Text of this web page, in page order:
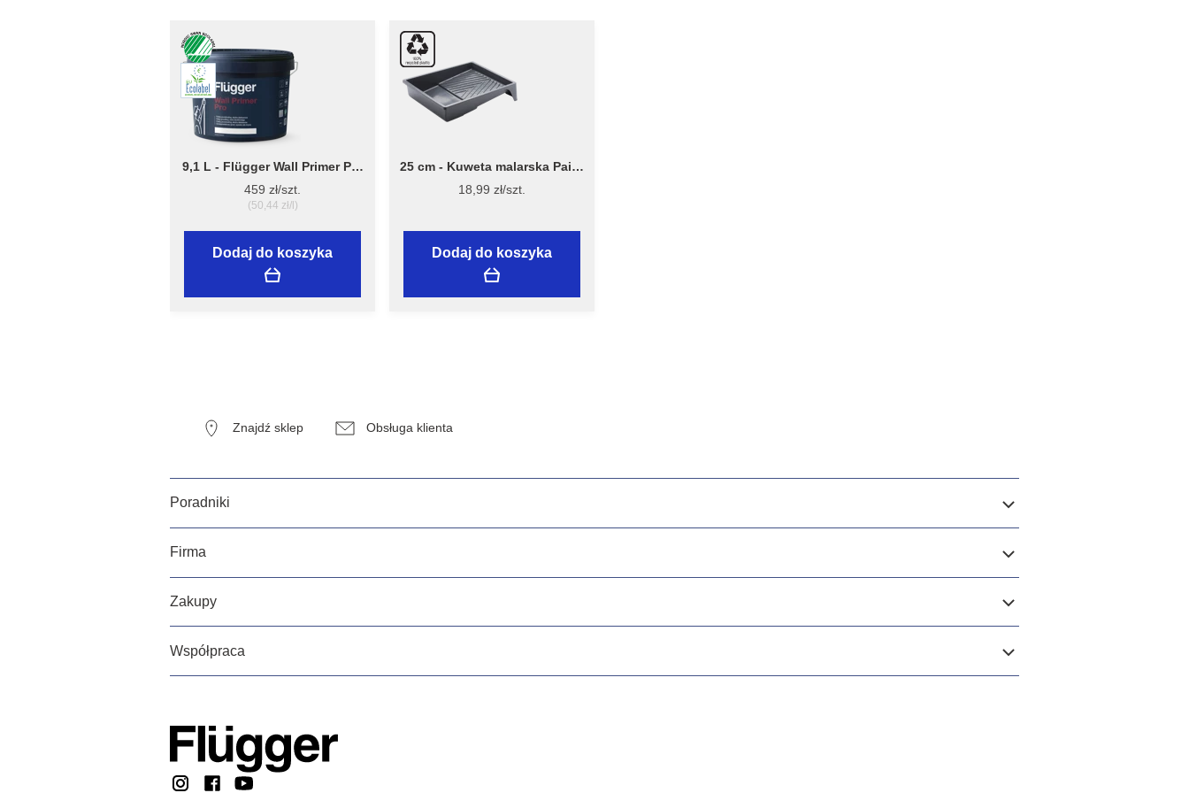
9,1 L - Flügger Wall Primer Pro
- grubopowłokowy grunt,
tworzący matową
powierzchnię
459 zł/szt.
(50,44 zł/l)
Dodaj do koszyka
25 cm - Kuweta malarska Paint
Tray 7040 - Stiwex Flügger
18,99 zł/szt.
Dodaj do koszyka
Znajdź sklep Obsługa klienta
Poradniki
Firma
Zakupy
Współpraca